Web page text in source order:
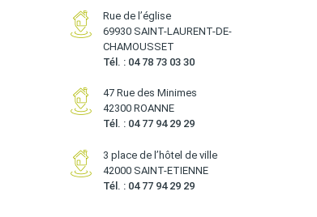
Rue de l’église
69930 SAINT-LAURENT-DE-
CHAMOUSSET
Tél. : 04 78 73 03 30
47 Rue des Minimes
42300 ROANNE
Tél. : 04 77 94 29 29
3 place de l’hôtel de ville
42000 SAINT-ETIENNE
Tél. : 04 77 94 29 29